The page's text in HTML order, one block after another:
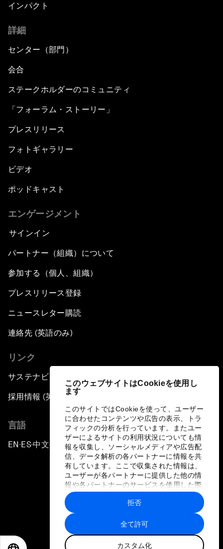
このウェブサイトはCookieを使用し
ます
このサイトではCookieを使って、ユーザー
に合わせたコンテンツや広告の表示、トラ
フィックの分析を行っています。またユー
ザーによるサイトの利用状況についても情
報を収集し、ソーシャルメディアや広告配
信、データ解析の各パートナーに情報を共
有しています。ここで収集された情報は、
ユーザーが各パートナーに提供した他の情
報や各パートナーのサービスを使用した際
に収集された情報と組み合わされ、各パー
トナーによって使用されることがありま
す。
全て許可
カスタム化
拒否
インパクト
詳細
センター（部門）
会合
ステークホルダーのコミュニティ
「フォーラム・ストーリー」
プレスリリース
フォトギャラリー
ビデオ
ポッドキャスト
エンゲージメント
サインイン
パートナー（組織）について
参加する（個人、組織）
プレスリリース登録
ニュースレター購読
連絡先 (英語のみ)
リンク
サステナビリティへの取り組み
採用情報 (英語のみ)
言語
EN ▪ES▪中文▪ 日本語
プライバシーポリシーと利用規約
サイトマップ